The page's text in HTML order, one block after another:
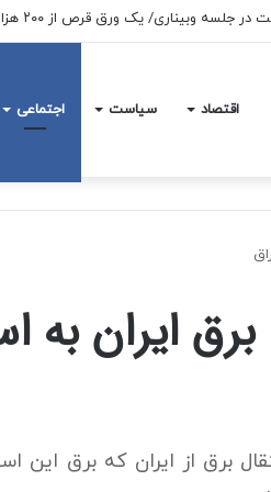
اقتصاد سیاست اجتماعی
ایران به
برق از ایران که برق این